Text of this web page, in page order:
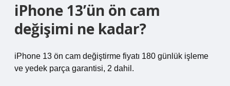
iPhone 13’ün ön cam
değişimi ne kadar?
iPhone 13 ön cam değiştirme fiyatı 180 günlük işleme
ve yedek parça garantisi, 2 dahil.